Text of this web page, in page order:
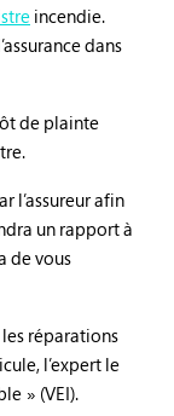
incendie.
dans
de plainte
l’assureur afin
un rapport à
de vous
réparations
l’expert le
» (VEI).